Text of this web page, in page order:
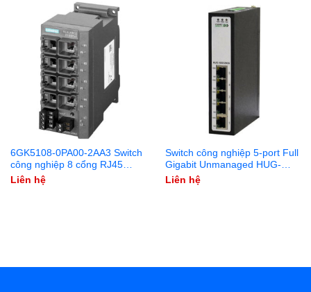
6GK5108-0PA00-2AA3 Switch
công nghiệp 8 cổng RJ45
10/100 Mbit/s (2 cổng PoE)
SCALANCE X108PoE
Liên hệ
Switch công nghiệp 5-port Full
Gigabit Unmanaged HUG-
500GSEN
Liên hệ